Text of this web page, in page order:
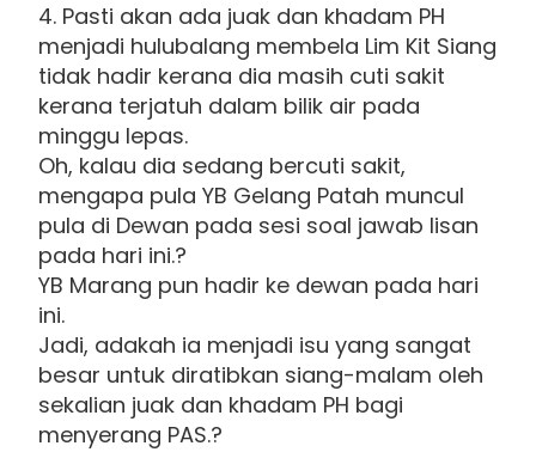
4. Pasti akan ada juak dan khadam PH
menjadi hulubalang membela Lim Kit Siang
tidak hadir kerana dia masih cuti sakit
kerana terjatuh dalam bilik air pada
minggu lepas.
Oh, kalau dia sedang bercuti sakit,
mengapa pula YB Gelang Patah muncul
pula di Dewan pada sesi soal jawab lisan
pada hari ini.?
YB Marang pun hadir ke dewan pada hari
ini.
Jadi, adakah ia menjadi isu yang sangat
besar untuk diratibkan siang-malam oleh
sekalian juak dan khadam PH bagi
menyerang PAS.?